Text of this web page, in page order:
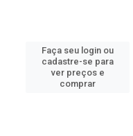
Faça seu login ou
cadastre-se para
ver preços e
comprar